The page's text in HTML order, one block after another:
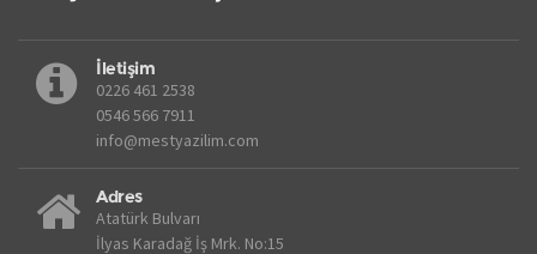
İletişim
0226 461 2538
0546 566 7911
info@mestyazilim.com
Adres
Atatürk Bulvarı
İlyas Karadağ İş Mrk. No:15